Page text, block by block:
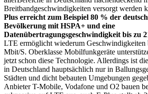
Breitbandgeschwindigkeiten versorgt werden
Plus erreicht zum Beispiel 80 % der
Bevölkerung mit HSPA+ und eine
Datenübertragungsgeschwindigkeit bis zu
LTE ermöglicht wiederum Geschwindigkeiten
Mbit/S. Oberklasse Mobilfunkgeräte
jetzt schon diese Technologie. Allerdings ist
in Deutschland hauptsächlich nur in
Städten und dicht bebauten Umgebungen
Anbieter T-Mobile, Vodafone und O2 bauen